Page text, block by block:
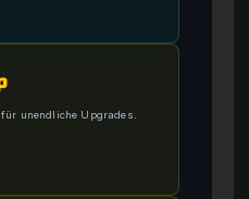
unendliche Upgrades.